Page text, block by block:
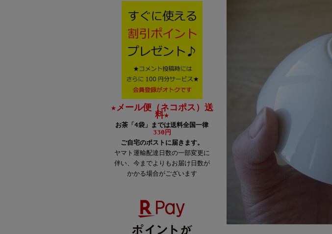
★メール便（ネコポス）送
料★
お茶「4袋」までは送料全国一律
330円
ご自宅のポストに届きます。
ヤマト運輸配達日数の一部変更に
伴い、今までよりもお届け日数が
かかる場合がございます